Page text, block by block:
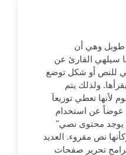
طويل وهي أن
سيلهي القارئ عن
للنص أو شكل توضع
ولذلك يتم
لأنها تعطي توزيعاَ
عوضاً عن استخدام
يوجد محتوى نصي"
نص مقروء. العديد
تحرير صفحات